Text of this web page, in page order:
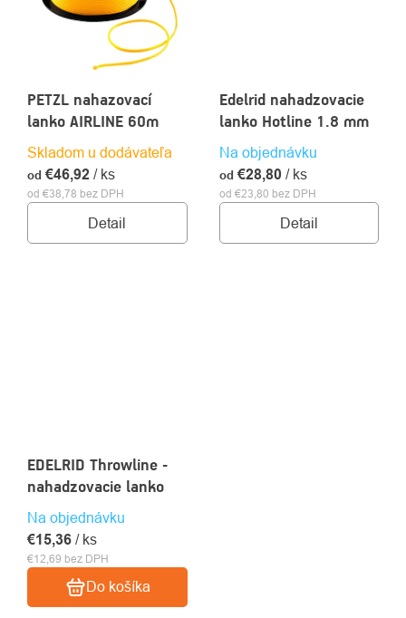
PETZL nahazovací
lanko AIRLINE 60m
Skladom u dodávateľa
od €38,78 bez DPH
od €46,92 / ks
Detail
Edelrid nahadzovacie
lanko Hotline 1.8 mm
Na objednávku
od €23,80 bez DPH
od €28,80 / ks
Detail
EDELRID Throwline -
nahadzovacie lanko
Na objednávku
€12,69 bez DPH
€15,36 / ks
Do košíka